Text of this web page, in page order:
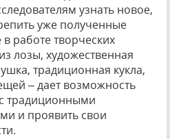
узнать новое,
уже полученные
работе творческих
лозы, художественная
традиционная кукла,
– дает возможность
традиционными
и проявить свои